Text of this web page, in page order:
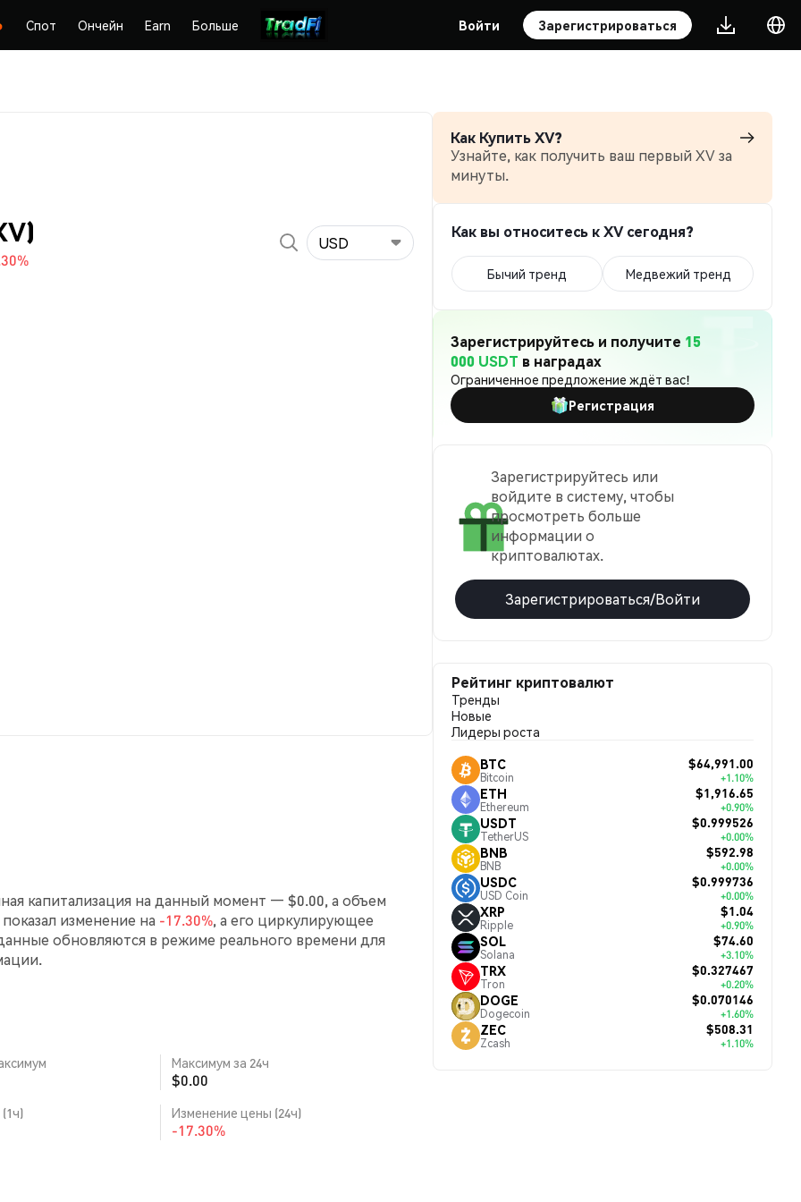
Спот Ончейн Earn Больше Войти Зарегистрироваться
USD
капитализация на данный момент — $0.00, а объем
изменение на -17.30%, а его циркулирующее
обновляются в режиме реального времени для
Максимум за 24ч
$0.00
Изменение цены (24ч)
-17.30%
Как Купить XV?
Узнайте, как получить ваш первый XV за
минуты.
Как вы относитесь к XV сегодня?
Бычий тренд Медвежий тренд
Зарегистрируйтесь и получите 15
000 USDT в наградах
Ограниченное предложение ждёт вас!
Регистрация
Зарегистрируйтесь или
войдите в систему, чтобы
просмотреть больше
информации о
криптовалютах.
Зарегистрироваться/Войти
Рейтинг криптовалют
Тренды
Новые
Лидеры роста
BTC
Bitcoin
$64,991.00
+1.10%
ETH
Ethereum
$1,916.65
+0.90%
USDT
TetherUS
$0.999526
+0.00%
BNB
BNB
$592.98
+0.00%
USDC
USD Coin
$0.999736
+0.00%
XRP
Ripple
$1.04
+0.90%
SOL
Solana
$74.60
+3.10%
TRX
Tron
$0.327467
+0.20%
DOGE
Dogecoin
$0.070146
+1.60%
ZEC
Zcash
$508.31
+1.10%